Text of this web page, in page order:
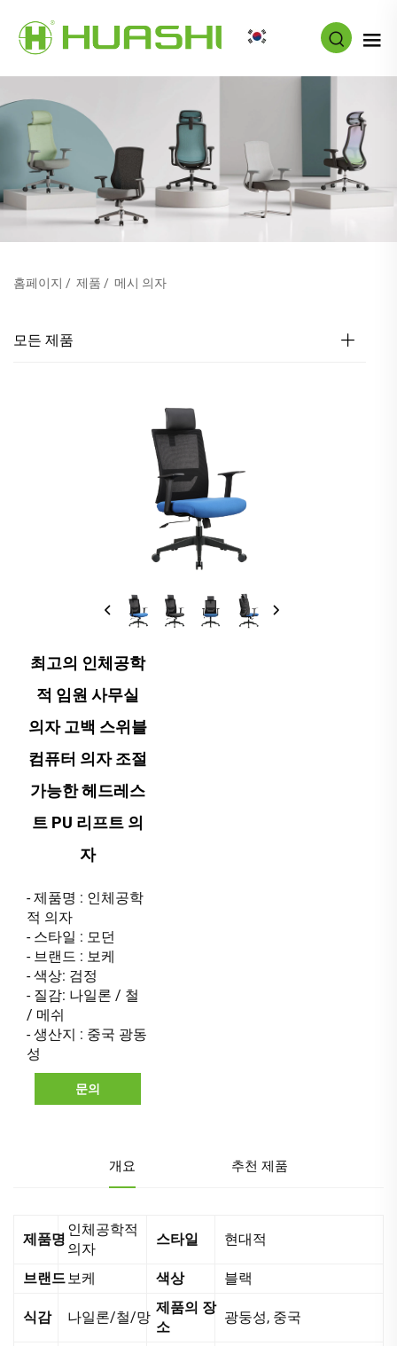
홈페이지 / 제품 / 메시 의자
모든 제품
최고의 인체공학
적 임원 사무실
의자 고백 스위블
컴퓨터 의자 조절
가능한 헤드레스
트 PU 리프트 의
자
- 제품명 : 인체공학
적 의자
- 스타일 : 모던
- 브랜드 : 보케
- 색상: 검정
- 질감: 나일론 / 철
/ 메쉬
- 생산지 : 중국 광동
성
문의
개요 추천 제품
제품명
인체공학적
의자
스타일 현대적
브랜드보케 색상 블랙
식감 나일론/철/망
제품의 장
소
광둥성, 중국